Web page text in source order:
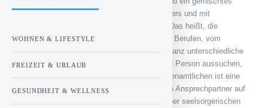
Team, Männer und Frauen verschiedenen Alters und mit
unterschiedlichen kulturellen Hintergründen. Das heißt, die
Mitarbeiter kommen aus ganz verschiedenen Berufen, vom
Bankkaufmann bis zur Hausfrau und haben ganz unterschiedliche
Charaktere. So können sich die Besucher die Person aussuchen,
die am besten zu ihnen passt. Durch die Ehrenamtlichen ist eine
andere Art der Hilfe möglich, die Gäste haben Ansprechpartner auf
gleicher Augenhöhe, die Gespräche haben eher seelsorgerischen
WOHNEN & LIFESTYLE
FREIZEIT & URLAUB
GESUNDHEIT & WELLNESS